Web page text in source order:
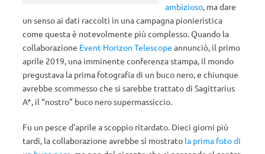
ambizioso, ma dare
un senso ai dati raccolti in una campagna pionieristica
come questa è notevolmente più complesso. Quando la
collaborazione Event Horizon Telescope annunciò, il primo
aprile 2019, una imminente conferenza stampa, il mondo
pregustava la prima fotografia di un buco nero, e chiunque
avrebbe scommesso che si sarebbe trattato di Sagittarius
A*, il “nostro” buco nero supermassiccio.
Fu un pesce d’aprile a scoppio ritardato. Dieci giorni più
tardi, la collaborazione avrebbe sì mostrato la prima foto di